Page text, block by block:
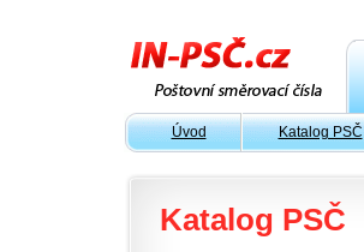
Úvod Katalog PSČ
Katalog PSČ